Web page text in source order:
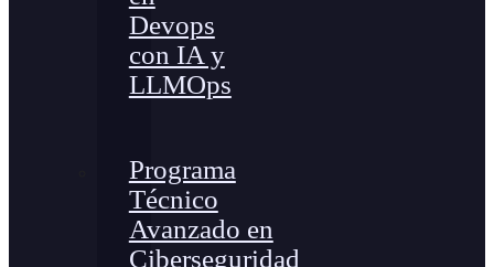
Devops
con IA y
LLMOps
Programa
Técnico
Avanzado en
Ciberseguridad